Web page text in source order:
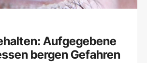
Aufgegebene
bergen Gefahren